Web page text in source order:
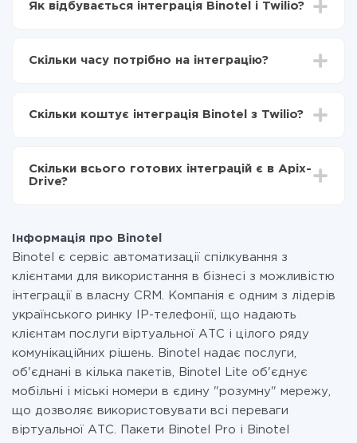
Як відбувається інтеграція Binotel і Twilio?
Вибираєте які дані передавати з Binotel в Twilio
Binotel в Twilio
Скільки часу потрібно на інтеграцію?
становити від 5-ти до 30-хвилин. У середньому
Скільки коштує інтеграція Binotel з Twilio?
Ви оплачуєте лише кількість даних, які за фактом
передаються з однієї вашої системи в іншу через
при необхідності. Детальніше про
Скільки всього готових інтеграцій є в Apix-
Drive?
Інформація про Binotel
Binotel є сервіс автоматизації спілкування з
клієнтами для використання в бізнесі з можливістю
інтеграції в власну CRM. Компанія є одним з лідерів
українського ринку IP-телефонії, що надають
клієнтам послуги віртуальної АТС і цілого ряду
комунікаційних рішень. Binotel надає послуги,
об'єднані в кілька пакетів, Binotel Lite об'єднує
мобільні і міські номери в єдину "розумну" мережу,
що дозволяє використовувати всі переваги
віртуальної АТС. Пакети Binotel Pro і Binotel